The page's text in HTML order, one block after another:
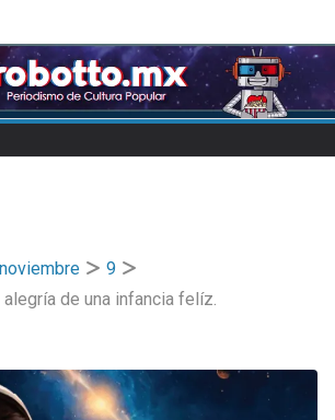
noviembre
9
de una infancia felíz.